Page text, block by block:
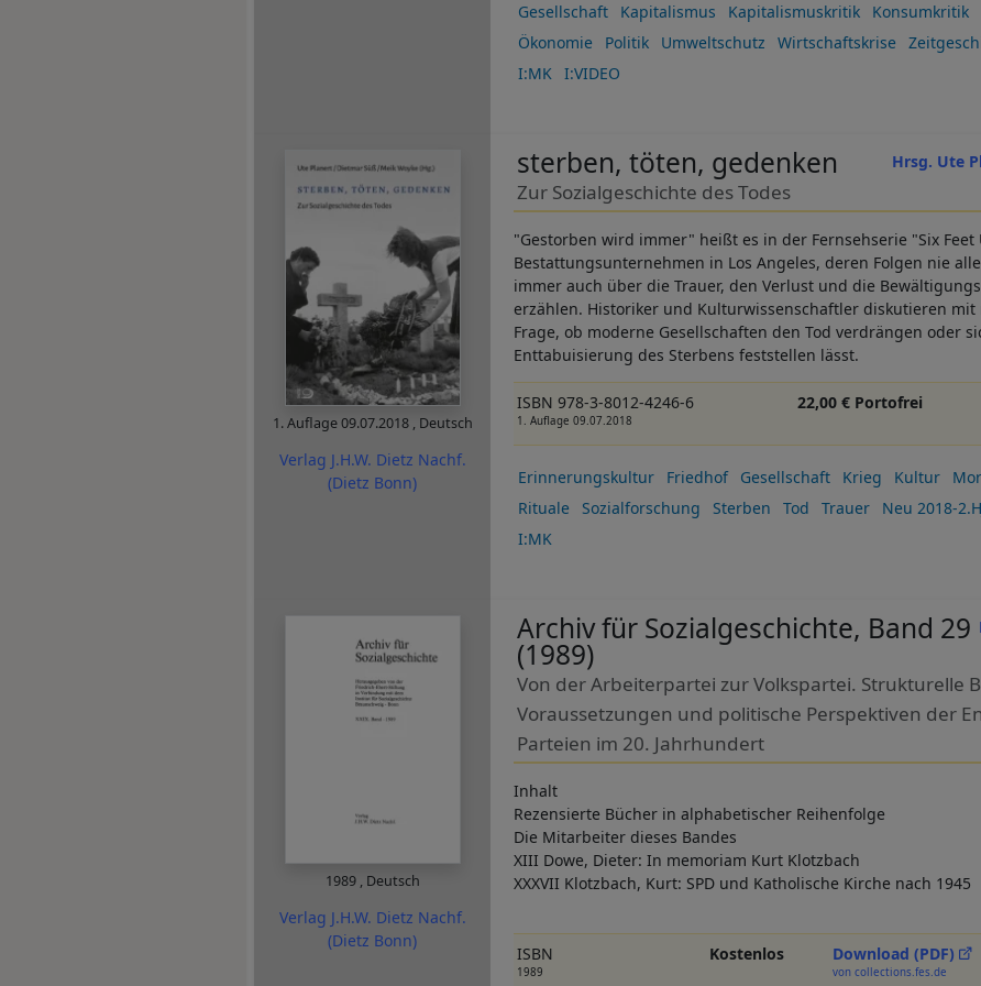
Gesellschaft
Kapitalismus Kapitalismuskritik
Konsumkritik
Ökonomie
Politik Umweltschutz Wirtschaftskrise
I:MK
I:VIDEO
1. Auflage09.07.2018 , Deutsch
Verlag J.H.W. Dietz Nachf.
(Dietz Bonn)
Hrsg. Ute
sterben, töten, gedenken
Zur Sozialgeschichte des Todes
"Gestorben wird immer" heißt es in der Fernsehserie "Six
Bestattungsunternehmen in Los Angeles, deren Folgen nie
immer auch über die Trauer, den Verlust und die
erzählen. Historiker und Kulturwissenschaftler diskutieren mit
Frage, ob moderne Gesellschaften den Tod verdrängen oder
Enttabuisierung des Sterbens feststellen lässt.
ISBN 978-3-8012-4246-6
1. Auflage 09.07.2018
22,00 € Portofrei
Erinnerungskultur Friedhof Gesellschaft Krieg Kultur
Rituale
Sozialforschung Sterben Tod Trauer Neu 2018-
I:MK
1989 , Deutsch
Verlag J.H.W. Dietz Nachf.
(Dietz Bonn)
Archiv für Sozialgeschichte, Band 29
(1989)
Von der Arbeiterpartei zur Volkspartei. Strukturelle
Voraussetzungen und politische Perspektiven der
Parteien im 20. Jahrhundert
Inhalt
Rezensierte Bücher in alphabetischer Reihenfolge
Die Mitarbeiter dieses Bandes
XIII Dowe, Dieter: In memoriam Kurt Klotzbach
XXXVII Klotzbach, Kurt: SPD und Katholische Kirche nach 1945
ISBN
1989
Kostenlos Download (PDF)
von collections.fes.de